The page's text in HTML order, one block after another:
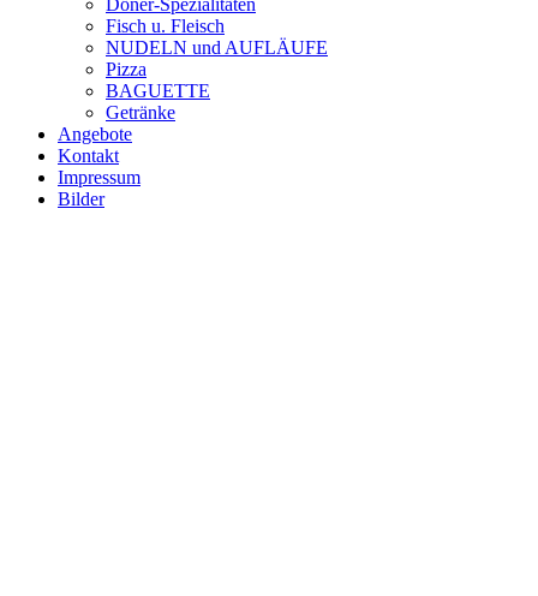
Fisch u. Fleisch
NUDELN und AUFLÄUFE
Pizza
BAGUETTE
Getränke
Angebote
Kontakt
Impressum
Bilder